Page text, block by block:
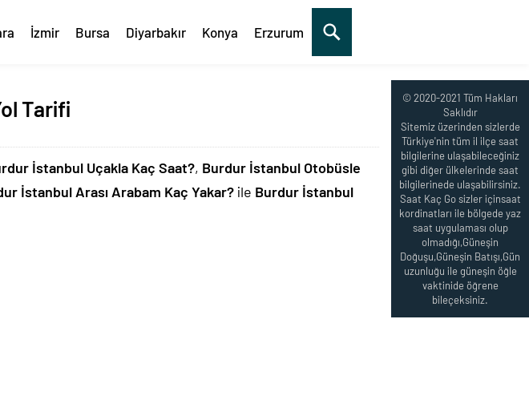
İzmir Bursa Diyarbakır Konya Erzurum
Tarifi
İstanbul Uçakla Kaç Saat?, Burdur İstanbul Otobüsle
İstanbul Arası Arabam Kaç Yakar? ile Burdur İstanbul
© 2020-2021 Tüm Hakları
Saklıdır
Sitemiz üzerinden sizlerde
Türkiye'nin tüm il ilçe saat
bilgilerine ulaşabileceğiniz
gibi diğer ülkelerinde saat
bilgilerinede ulaşabilirsiniz.
Saat Kaç Go sizler içinsaat
kordinatları ile bölgede yaz
saat uygulaması olup
olmadığı,Güneşin
Doğuşu,Güneşin Batışı,Gün
uzunluğu ile güneşin öğle
vaktinide öğrene
bileçeksiniz.